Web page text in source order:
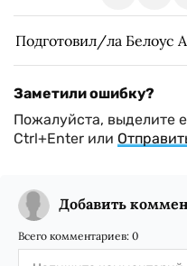
Подготовил/ла Белоус
Заметили ошибку?
Пожалуйста, выделите
Ctrl+Enter или
Добавить
Всего комментариев: 0